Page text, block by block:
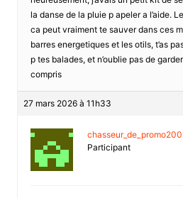
la danse de la pluie p apeler a l’aide.
ca peut vraiment te sauver dans ces
barres energetiques et les otils, t’as
p tes balades, et n’oublie pas de
compris
27 mars 2026 à 11h33
Participant